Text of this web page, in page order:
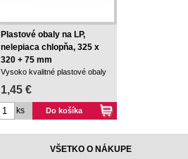
Plastové obaly na LP,
nelepiaca chlopňa, 325 x
320 + 75 mm
Vysoko kvalitné plastové obaly
zberateľské platne.
1,45 €
Do košíka
ks
VŠETKO O NÁKUPE